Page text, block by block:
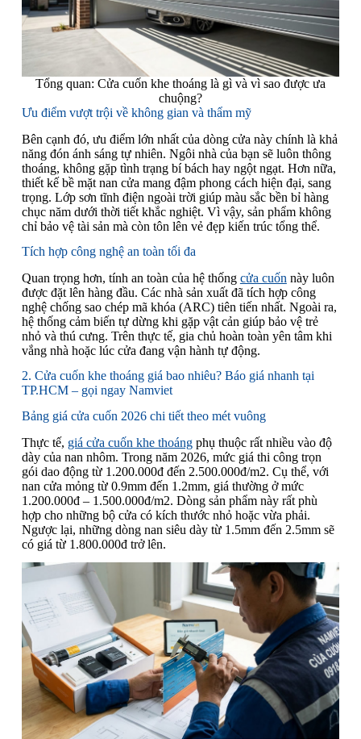
Tổng quan: Cửa cuốn khe thoáng là gì và vì sao được ưa
chuộng?
Ưu điểm vượt trội về không gian và thẩm mỹ
Bên cạnh đó, ưu điểm lớn nhất của dòng cửa này chính là khả
năng đón ánh sáng tự nhiên. Ngôi nhà của bạn sẽ luôn thông
thoáng, không gặp tình trạng bí bách hay ngột ngạt. Hơn nữa,
thiết kế bề mặt nan cửa mang đậm phong cách hiện đại, sang
trọng. Lớp sơn tĩnh điện ngoài trời giúp màu sắc bền bỉ hàng
chục năm dưới thời tiết khắc nghiệt. Vì vậy, sản phẩm không
chỉ bảo vệ tài sản mà còn tôn lên vẻ đẹp kiến trúc tổng thể.
Tích hợp công nghệ an toàn tối đa
Quan trọng hơn, tính an toàn của hệ thống cửa cuốn này luôn
được đặt lên hàng đầu. Các nhà sản xuất đã tích hợp công
nghệ chống sao chép mã khóa (ARC) tiên tiến nhất. Ngoài ra,
hệ thống cảm biến tự dừng khi gặp vật cản giúp bảo vệ trẻ
nhỏ và thú cưng. Trên thực tế, gia chủ hoàn toàn yên tâm khi
vắng nhà hoặc lúc cửa đang vận hành tự động.
2. Cửa cuốn khe thoáng giá bao nhiêu? Báo giá nhanh tại
TP.HCM – gọi ngay Namviet
Bảng giá cửa cuốn 2026 chi tiết theo mét vuông
Thực tế, giá cửa cuốn khe thoángphụ thuộc rất nhiều vào độ
dày của nan nhôm. Trong năm 2026, mức giá thi công trọn
gói dao động từ 1.200.000đ đến 2.500.000đ/m2. Cụ thể, với
nan cửa mỏng từ 0.9mm đến 1.2mm, giá thường ở mức
1.200.000đ – 1.500.000đ/m2. Dòng sản phẩm này rất phù
hợp cho những bộ cửa có kích thước nhỏ hoặc vừa phải.
Ngược lại, những dòng nan siêu dày từ 1.5mm đến 2.5mm sẽ
có giá từ 1.800.000đ trở lên.